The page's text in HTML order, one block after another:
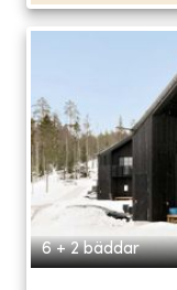
6 + 2 bäddar